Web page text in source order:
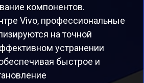
компонентов.
Vivo, профессиональные
на точной
устранении
быстрое и